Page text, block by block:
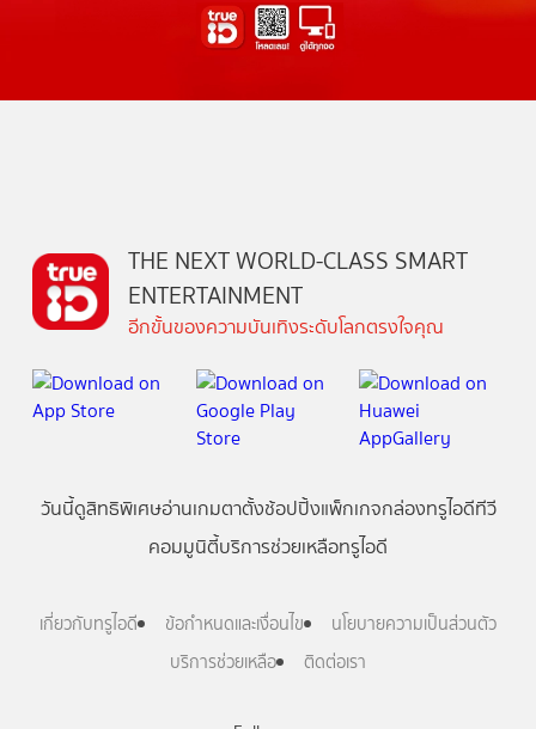
THE NEXT WORLD-CLASS SMART
ENTERTAINMENT
อีกขั้นของความบันเทิงระดับโลกตรงใจคุณ
วันนี้ดูสิทธิพิเศษอ่านเกมตาตั้งช้อปปิ้งแพ็กเกจกล่องทรูไอดีทีวี
คอมมูนิตี้บริการช่วยเหลือทรูไอดี
เกี่ยวกับทรูไอดี ข้อกำหนดและเงื่อนไข
นโยบายความเป็นส่วนตัว
บริการช่วยเหลือ
ติดต่อเรา